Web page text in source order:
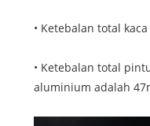
• Ketebalan total
• Ketebalan total
aluminium adalah